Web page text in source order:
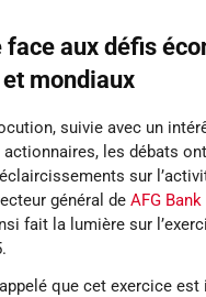
face aux défis
mondiaux
suivie avec un
actionnaires, les débats
sur
général de AFG
fait la lumière sur
que cet exercice est